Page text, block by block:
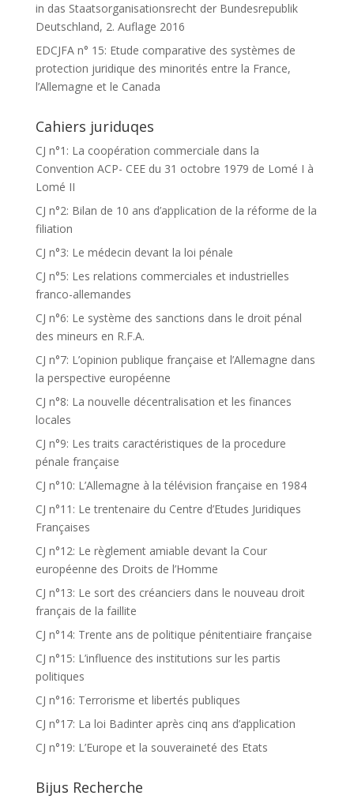
in das Staatsorganisationsrecht der Bundesrepublik
Deutschland, 2. Auflage 2016
EDCJFA n° 15: Etude comparative des systèmes de
protection juridique des minorités entre la France,
l’Allemagne et le Canada
Cahiers juriduqes
CJ n°1: La coopération commerciale dans la
Convention ACP- CEE du 31 octobre 1979 de Lomé I à
Lomé II
CJ n°2: Bilan de 10 ans d’application de la réforme de la
filiation
CJ n°3: Le médecin devant la loi pénale
CJ n°5: Les relations commerciales et industrielles
franco-allemandes
CJ n°6: Le système des sanctions dans le droit pénal
des mineurs en R.F.A.
CJ n°7: L’opinion publique française et l’Allemagne dans
la perspective européenne
CJ n°8: La nouvelle décentralisation et les finances
locales
CJ n°9: Les traits caractéristiques de la procedure
pénale française
CJ n°10: L’Allemagne à la télévision française en 1984
CJ n°11: Le trentenaire du Centre d’Etudes Juridiques
Françaises
CJ n°12: Le règlement amiable devant la Cour
européenne des Droits de l’Homme
CJ n°13: Le sort des créanciers dans le nouveau droit
français de la faillite
CJ n°14: Trente ans de politique pénitentiaire française
CJ n°15: L’influence des institutions sur les partis
politiques
CJ n°16: Terrorisme et libertés publiques
CJ n°17: La loi Badinter après cinq ans d’application
CJ n°19: L’Europe et la souveraineté des Etats
Bijus Recherche